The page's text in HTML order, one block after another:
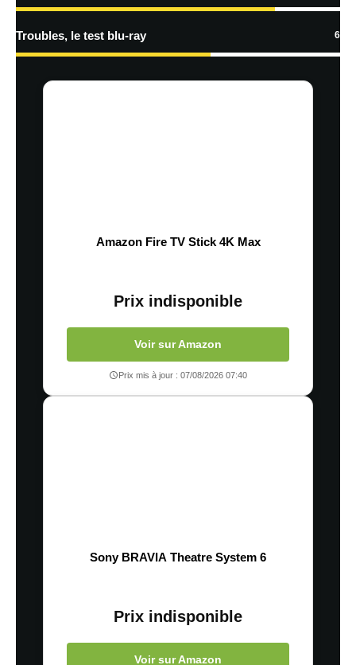
Troubles, le test blu-ray 6
Amazon Fire TV Stick 4K Max
Prix indisponible
Voir sur Amazon
Prix mis à jour : 07/08/2026 07:40
Sony BRAVIA Theatre System 6
Prix indisponible
Voir sur Amazon